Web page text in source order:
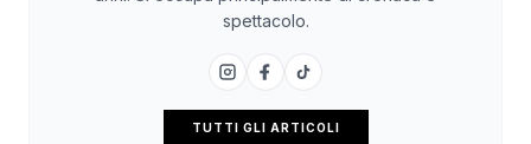
spettacolo.
TUTTI GLI ARTICOLI